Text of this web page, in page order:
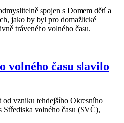
spojen s Domem dětí a
jako by byl pro domažlické
tráveného volného času.
volného času slavilo
vzniku tehdejšího Okresního
Střediska volného času (SVČ),